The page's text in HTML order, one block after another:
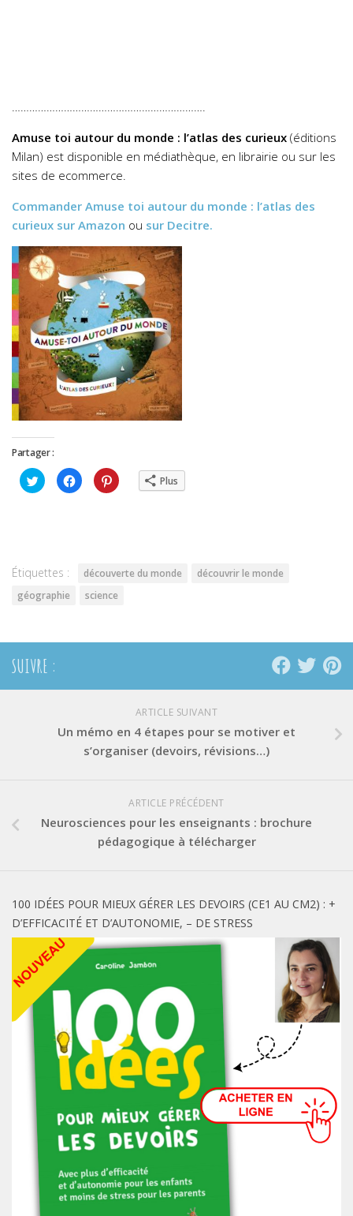
………………………………………………………….
Amuse toi autour du monde : l’atlas des curieux (éditions
Milan) est disponible en médiathèque, en librairie ou sur les
sites de ecommerce.
Commander Amuse toi autour du monde : l’atlas des
curieux sur Amazon ou sur Decitre.
Partager :
Cliquez
pour
partager
Cliquez
pour
partager
Cliquez
pour Plus
Étiquettes : découverte du monde
découvrir le monde
géographie
science
SUIVRE :
ARTICLE SUIVANT
Un mémo en 4 étapes pour se motiver et
s’organiser (devoirs, révisions…)
ARTICLE PRÉCÉDENT
Neurosciences pour les enseignants : brochure
pédagogique à télécharger
100 IDÉES POUR MIEUX GÉRER LES DEVOIRS (CE1 AU CM2) : +
D’EFFICACITÉ ET D’AUTONOMIE, – DE STRESS